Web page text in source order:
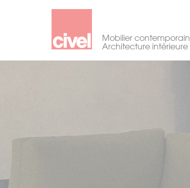
Mobilier contemporain
Architecture intérieure